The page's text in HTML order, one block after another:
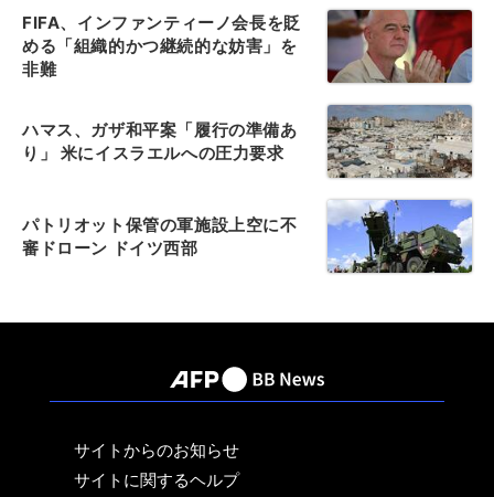
FIFA、インファンティーノ会長を貶
める「組織的かつ継続的な妨害」を
非難
ハマス、ガザ和平案「履行の準備あ
り」 米にイスラエルへの圧力要求
パトリオット保管の軍施設上空に不
審ドローン ドイツ西部
サイトからのお知らせ
サイトに関するヘルプ